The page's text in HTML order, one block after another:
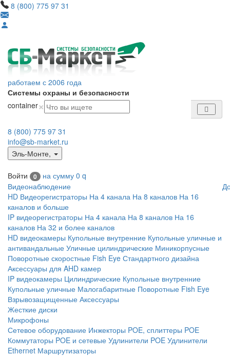
8 (800) 775 97 31
работаем с 2006 года
Системы охраны и безопасности
container×
8 (800) 775 97 31
info@sb-market.ru
Эль-Монте,
Войти 0 на сумму 0 q
Видеонаблюдение
HD Видеорегистраторы На 4 канала На 8 каналов На 16
каналов и больше
IP видеорегистраторы На 4 канала На 8 каналов На 16
каналов На 32 и более каналов
HD видеокамеры Купольные внутренние Купольные уличные и
антивандальные Уличные цилиндрические Миникорпусные
Поворотные скоростные Fish Eye Стандартного дизайна
Аксессуары для AHD камер
IP видеокамеры Цилиндрические Купольные внутренние
Купольные уличные Малогабаритные Поворотные Fish Eye
Взрывозащищенные Аксессуары
Жесткие диски
Микрофоны
Сетевое оборудование Инжекторы POE, сплиттеры POE
Коммутаторы POE и сетевые Удлинители POE Удлинители
Ethernet Маршрутизаторы